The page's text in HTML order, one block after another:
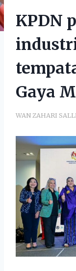
KPDN
Gaya
WAN ZAHARI